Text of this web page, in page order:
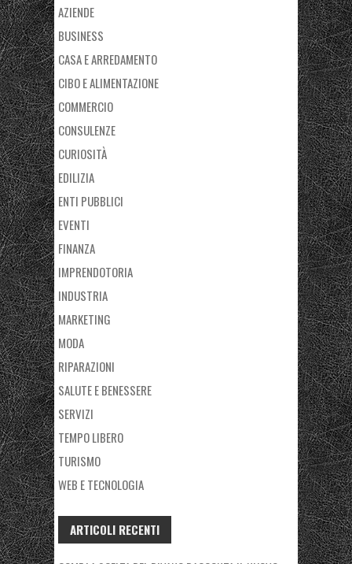
AZIENDE
BUSINESS
CASA E ARREDAMENTO
CIBO E ALIMENTAZIONE
COMMERCIO
CONSULENZE
CURIOSITÀ
EDILIZIA
ENTI PUBBLICI
EVENTI
FINANZA
IMPRENDOTORIA
INDUSTRIA
MARKETING
MODA
RIPARAZIONI
SALUTE E BENESSERE
SERVIZI
TEMPO LIBERO
TURISMO
WEB E TECNOLOGIA
ARTICOLI RECENTI